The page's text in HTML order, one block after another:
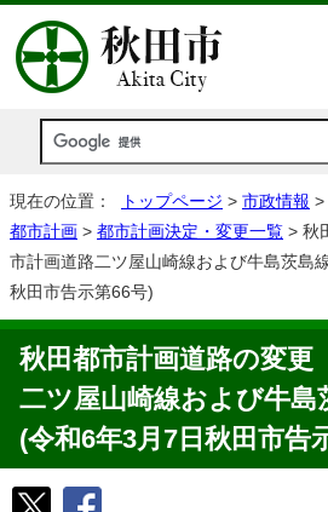
現在の位置： トップページ > 市政情報 >
都市計画 > 都市計画決定・変更一覧 > 秋
市計画道路二ツ屋山崎線および牛島茨島
秋田市告示第66号)
秋田都市計画道路の変
二ツ屋山崎線および牛島
(令和6年3月7日秋田市告